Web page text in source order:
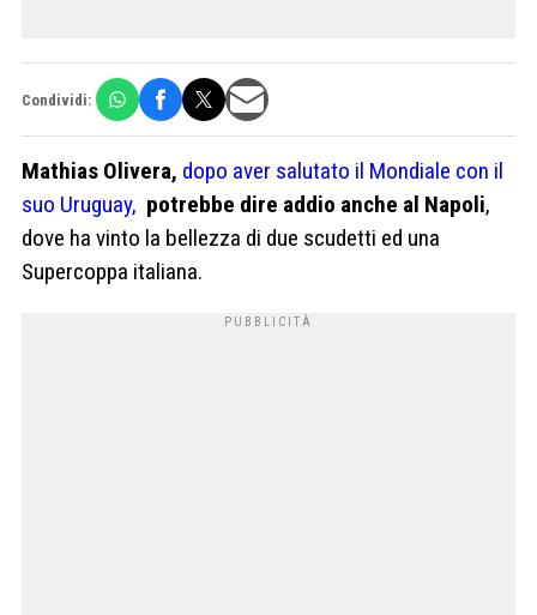
Condividi:
Mathias Olivera, dopo aver salutato il Mondiale con il
suo Uruguay, potrebbe dire addio anche al Napoli,
dove ha vinto la bellezza di due scudetti ed una
Supercoppa italiana.